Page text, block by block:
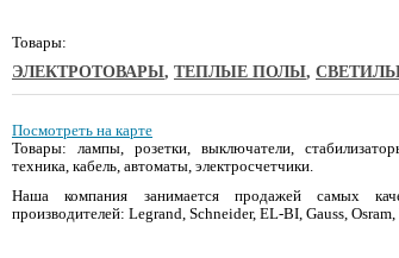
Товары:
ЭЛЕКТРОТОВАРЫ, ТЕПЛЫЕ ПОЛЫ,
Посмотреть на карте
Товары: лампы, розетки, выключатели,
техника, кабель, автоматы, электросчетчики.
Наша компания занимается продажей самых
производителей: Legrand, Schneider, EL-BI, Gauss,